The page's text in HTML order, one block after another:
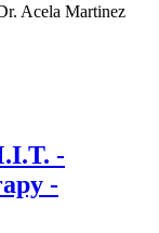
Acela Martinez
-
-